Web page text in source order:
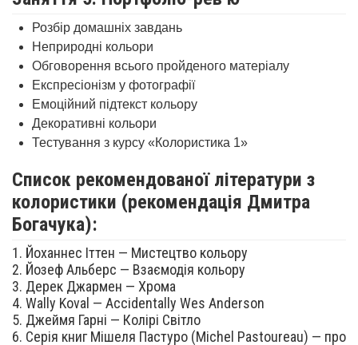
Розбір домашніх завдань
Неприродні кольори
Обговорення всього пройденого матеріалу
Експресіонізм у фотографії
Емоційний підтекст кольору
Декоративні кольори
Тестування з курсу «Колористика 1»
Список рекомендованої літератури з
колористики (рекомендація Дмитра
Богачука):
1. Йоханнес Іттен — Мистецтво кольору
2. Йозеф Альберс — Взаємодія кольору
3. Дерек Джармен — Хрома
4. Wally Koval — Accidentally Wes Anderson
5. Джеймя Гарні — Колірі Світло
6. Серія книг Мішеля Пастуро (Michel Pastoureau) — про